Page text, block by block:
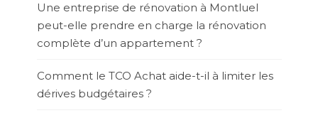
Une entreprise de rénovation à Montluel
peut-elle prendre en charge la rénovation
complète d’un appartement ?
Comment le TCO Achat aide-t-il à limiter les
dérives budgétaires ?